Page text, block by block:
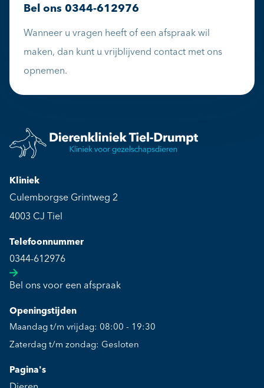
Bel ons 0344-612976
Wanneer u vragen heeft of een afspraak wil
maken, dan kunt u vrijblijvend contact met ons
opnemen.
Kliniek
Culemborgse Grintweg 2
4003 CJ Tiel
Telefoonnummer
0344-612976
Bel ons voor een afspraak
Openingstijden
Maandag t/m vrijdag: 08:00 - 19:30
Zaterdag t/m zondag: Gesloten
Pagina's